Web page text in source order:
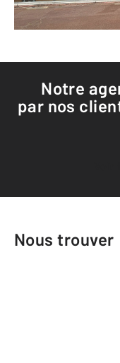
Notre
par nos
Nous trouver